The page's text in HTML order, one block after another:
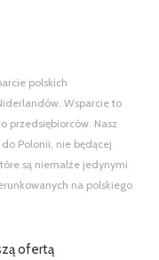
polskich
Wsparcie to
przedsiębiorców. Nasz
Polonii, nie będącej
są niemalże jedynymi
na polskiego
ofertą